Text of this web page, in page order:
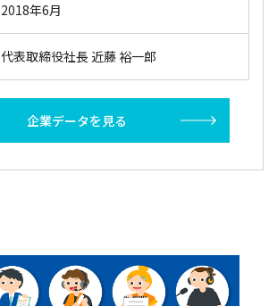
2018年6月
代表取締役社長 近藤 裕一郎
企業データを見る